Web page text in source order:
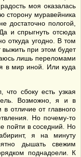
моя оказалась
сторону муравейника
достаточно пологой,
и спрыгнуть отсюда
откуда угодно. В том
при этом будет
лишь переломами
в мир иной. Или куда
сбоку есть узкая
Возможно, я и в
отличие от главного
Но почему-то
пойти в соседний. Но
я на минуту
дышать свежим
поднадоели. К